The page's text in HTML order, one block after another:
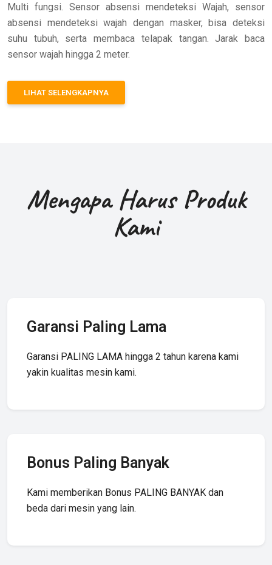
Multi fungsi. Sensor absensi mendeteksi Wajah, sensor
absensi mendeteksi wajah dengan masker, bisa deteksi
suhu tubuh, serta membaca telapak tangan. Jarak baca
sensor wajah hingga 2 meter.
LIHAT SELENGKAPNYA
Mengapa Harus Produk
Kami
Garansi Paling Lama
Garansi PALING LAMA hingga 2 tahun karena kami
yakin kualitas mesin kami.
Bonus Paling Banyak
Kami memberikan Bonus PALING BANYAK dan
beda dari mesin yang lain.